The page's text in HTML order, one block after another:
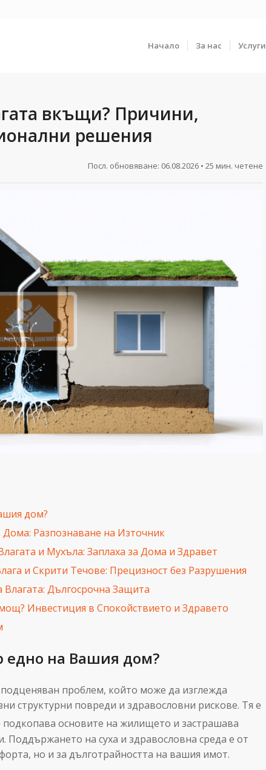
Начало За нас Услуги
вкъщи? Причини,
решения
Посл. обновяване: 06.08.2026 • 25 мин. четене
дом?
Разпознаване на Източник
и Мухъла: Заплаха за Дома и Здравет
и Скрити Течове: Прецизност без Разрушения
Дългосрочна Защита
Инвестиция в Спокойствието и Здравето
едно на Вашия дом?
проблем, който може да изглежда
структурни повреди и здравословни рискове. Тя е
подкопава основите на жилището и застрашава
Поддържането на суха и здравословна среда е от
но и за дълготрайността на вашия имот.